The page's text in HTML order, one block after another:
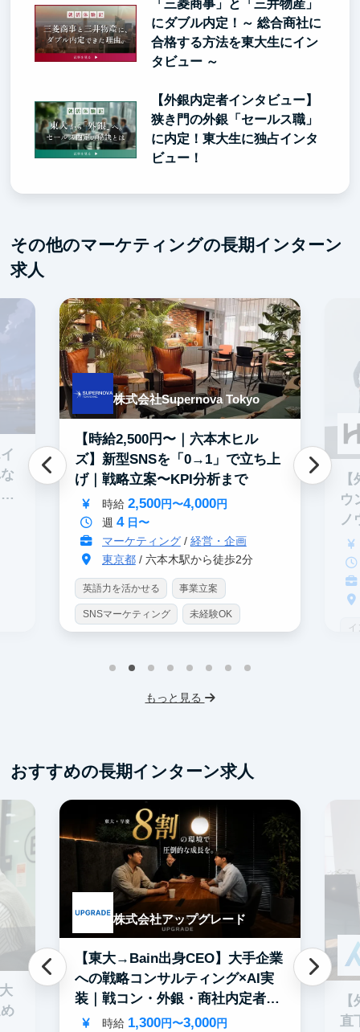
「三菱商事」と「三井物産」
にダブル内定！～ 総合商社に
合格する方法を東大生にイン
タビュー ～
【外銀内定者インタビュー】
狭き門の外銀「セールス職」
に内定！東大生に独占インタ
ビュー！
その他のマーケティングの長期インターン
求人
株式会社Supernova Tokyo
【時給2,500円〜｜六本木ヒル
ズ】新型SNSを「0→1」で立ち上
げ｜戦略立案〜KPI分析まで
時給 2,500円〜4,000円
週 4日〜
マーケティング/ 経営・企画
東京都/ 六本木駅から徒歩2分
英語力を活かせる 事業立案
SNSマーケティング 未経験OK
交通費支給
ウ
ノ
もっと見る
おすすめの長期インターン求人
株式会社アップグレード
【東大→Bain出身CEO】大手企業
への戦略コンサルティング×AI実
装｜戦コン・外銀・商社内定者多
数
時給 1,300円〜3,000円
直